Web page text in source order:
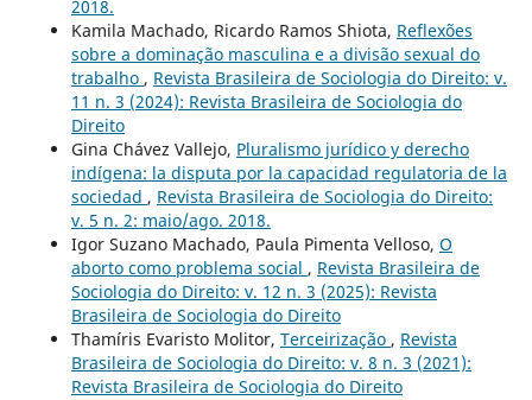
2018.
Kamila Machado, Ricardo Ramos Shiota, Reflexões
sobre a dominação masculina e a divisão sexual do
trabalho , Revista Brasileira de Sociologia do Direito: v.
11 n. 3 (2024): Revista Brasileira de Sociologia do
Direito
Gina Chávez Vallejo, Pluralismo jurídico y derecho
indígena: la disputa por la capacidad regulatoria de la
sociedad , Revista Brasileira de Sociologia do Direito:
v. 5 n. 2: maio/ago. 2018.
Igor Suzano Machado, Paula Pimenta Velloso, O
aborto como problema social , Revista Brasileira de
Sociologia do Direito: v. 12 n. 3 (2025): Revista
Brasileira de Sociologia do Direito
Thamíris Evaristo Molitor, Terceirização , Revista
Brasileira de Sociologia do Direito: v. 8 n. 3 (2021):
Revista Brasileira de Sociologia do Direito